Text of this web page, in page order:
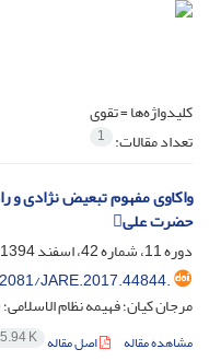
کلیدواژه‌ها =تقوی
تعداد مقالات: 1
واکاوی مفهوم تبعیض نژادی و
حضرت علی
دوره 11، شماره 42، اسفند 1394، صفحه
JARE.2017.44844.
مرجان کیان؛ فهیمه نظام
مشاهده مقاله اصل مقاله K